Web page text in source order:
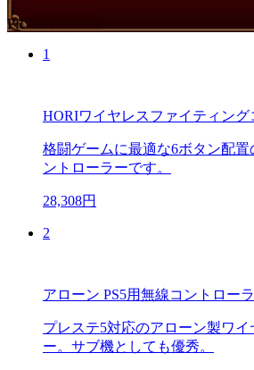
PR
1
HORIワイヤレスファイティング
格闘ゲームに最適な6ボタン配置
ントローラーです。
28,308円
2
アローン PS5用無線コントロー
プレステ5対応のアローン製ワ
ー。サブ機としても優秀。